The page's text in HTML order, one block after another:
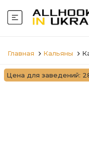
Главная Кальяны
Цена для заведений: